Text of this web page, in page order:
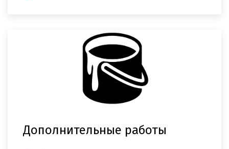
Дополнительные работы